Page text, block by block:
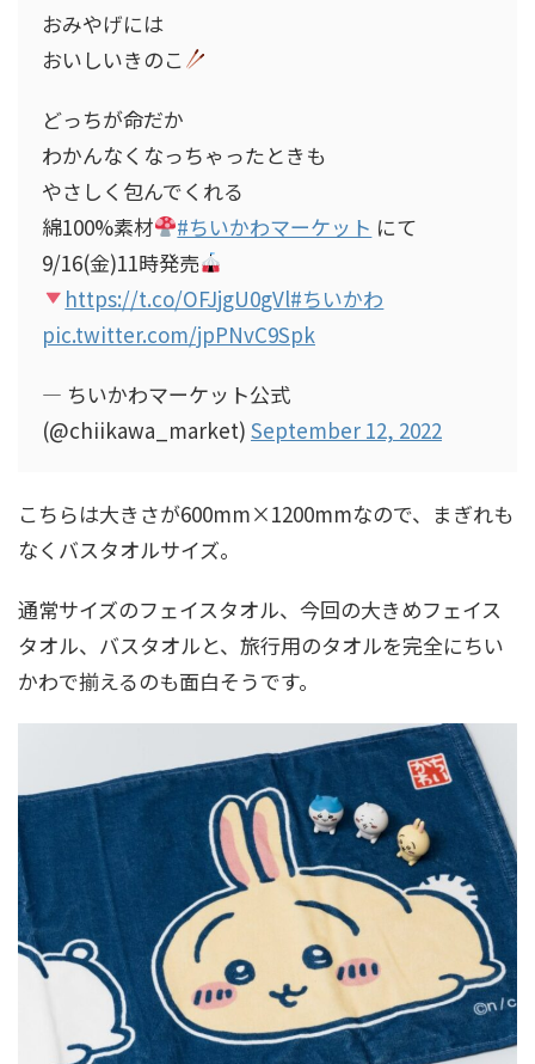
おみやげには
おいしいきのこ
どっちが命だか
わかんなくなっちゃったときも
やさしく包んでくれる
綿100%素材
#ちいかわマーケット にて
9/16(金)11時発売
https://t.co/OFJjgU0gVl#ちいかわ
pic.twitter.com/jpPNvC9Spk
— ちいかわマーケット公式
(@chiikawa_market) September 12, 2022
こちらは大きさが600mm×1200mmなので、まぎれも
なくバスタオルサイズ。
通常サイズのフェイスタオル、今回の大きめフェイス
タオル、バスタオルと、旅行用のタオルを完全にちい
かわで揃えるのも面白そうです。